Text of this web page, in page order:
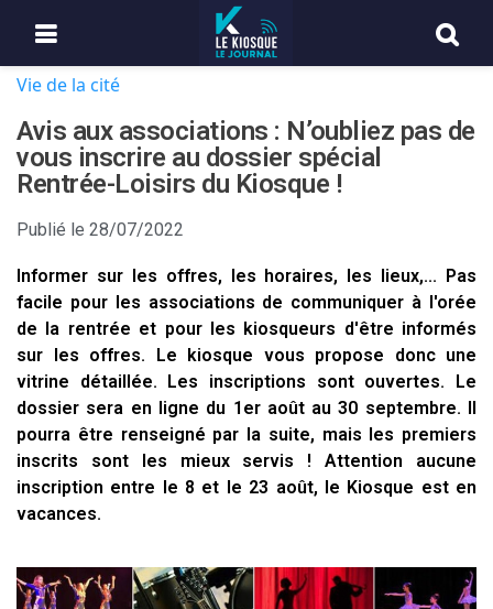
Vie de la cité
Avis aux associations : N’oubliez pas de
vous inscrire au dossier spécial
Rentrée-Loisirs du Kiosque !
Publié le 28/07/2022
Informer sur les offres, les horaires, les lieux,... Pas
facile pour les associations de communiquer à l'orée
de la rentrée et pour les kiosqueurs d'être informés
sur les offres. Le kiosque vous propose donc une
vitrine détaillée. Les inscriptions sont ouvertes. Le
dossier sera en ligne du 1er août au 30 septembre. Il
pourra être renseigné par la suite, mais les premiers
inscrits sont les mieux servis ! Attention aucune
inscription entre le 8 et le 23 août, le Kiosque est en
vacances.